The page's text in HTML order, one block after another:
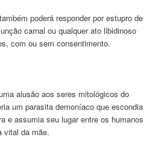
poderá responder por estupro de
carnal ou qualquer ato libidinoso
com ou sem consentimento.
alusão aos seres mitológicos do
um parasita demoníaco que escondia
e assumia seu lugar entre os humanos
vital da mãe.